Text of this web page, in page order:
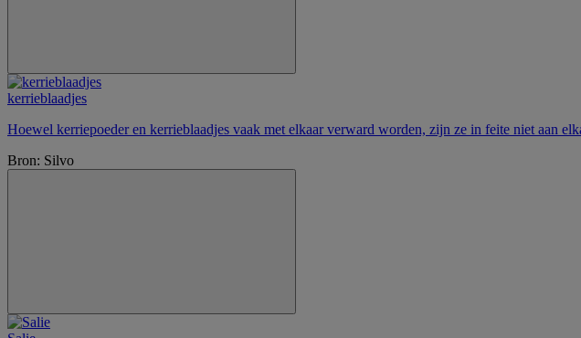
kerrieblaadjes
Hoewel kerriepoeder en kerrieblaadjes vaak met elkaar verward worden, zijn ze in feite niet aan
Bron: Silvo